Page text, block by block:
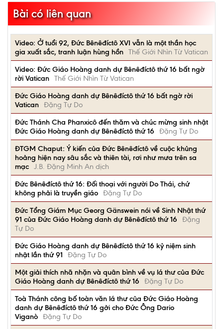
Bài có liên quan
Video: Ở tuổi 92, Đức Bênêđíctô XVI vẫn là một thần học
gia xuất sắc, tranh luận hùng hồn Thế Giới Nhìn Từ Vatican
Video: Đức Giáo Hoàng danh dự Bênêđíctô thứ 16 bất ngờ
rời Vatican Thế Giới Nhìn Từ Vatican
Đức Giáo Hoàng danh dự Bênêđíctô thứ 16 bất ngờ rời
Vatican Đặng Tự Do
Đức Thánh Cha Phanxicô đến thăm và chúc mừng sinh nhật
Đức Giáo Hoàng danh dự Bênêđíctô thứ 16
Đặng Tự Do
ĐTGM Chaput: Ý kiến của Đức Bênêđíctô về cuộc khủng
hoảng hiện nay sâu sắc và thiên tài, rơi như mưa trên sa
mạc J.B. Đặng Minh An dịch
Đức Bênêđíctô thứ 16: Đối thoại với người Do Thái, chứ
không phải là truyền giáo Đặng Tự Do
Đức Tổng Giám Mục Georg Gänswein nói về Sinh Nhật thứ
91 của Đức Giáo Hoàng danh dự Bênêđíctô thứ 16
Đặng
Tự Do
Đức Giáo Hoàng danh dự Bênêđíctô thứ 16 kỷ niệm sinh
nhật lần thứ 91
Đặng Tự Do
Một giải thích nhã nhặn và quân bình về vụ lá thư của Đức
Giáo Hoàng danh dự Bênêđíctô thứ 16
Đặng Tự Do
Toà Thánh công bố toàn văn lá thư của Đức Giáo Hoàng
danh dự Bênêđíctô thứ 16 gởi cho Đức Ông Dario
Viganò Đặng Tự Do